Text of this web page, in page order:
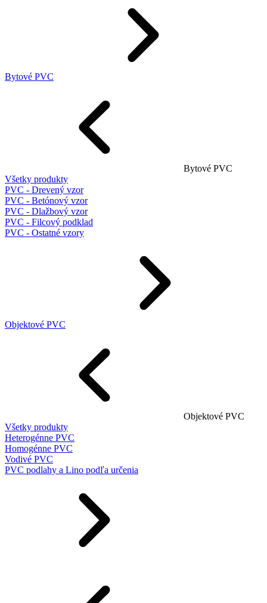
Bytové PVC
Bytové PVC
Všetky produkty
PVC - Drevený vzor
PVC - Betónový vzor
PVC - Dlažbový vzor
PVC - Filcový podklad
PVC - Ostatné vzory
Objektové PVC
Objektové PVC
Všetky produkty
Heterogénne PVC
Homogénne PVC
Vodivé PVC
PVC podlahy a Lino podľa určenia